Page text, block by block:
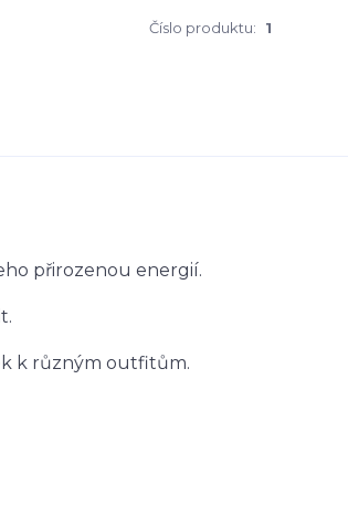
Číslo produktu: 1
přirozenou energií.
k různým outfitům.